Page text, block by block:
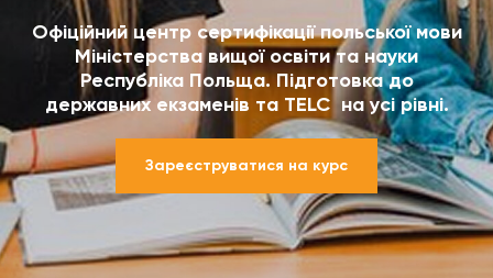
Офіційний центр сертифікації польської мови
Міністерства вищої освіти та науки
Республіка Польща. Підготовка до
державних екзаменів та TELC на усі рівні.
Зареєструватися на курс